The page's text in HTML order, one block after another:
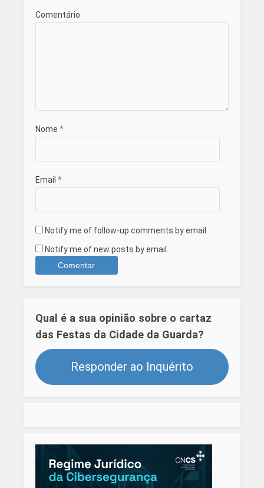
Comentário
Nome *
Email *
Notify me of follow-up comments by email.
Notify me of new posts by email.
Qual é a sua opinião sobre o cartaz
das Festas da Cidade da Guarda?
Responder ao Inquérito